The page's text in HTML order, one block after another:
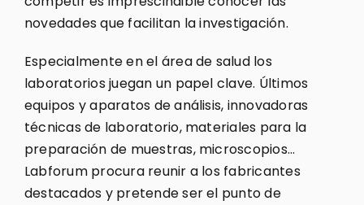
novedades que facilitan la investigación.
Especialmente en el área de salud los
laboratorios juegan un papel clave. Últimos
equipos y aparatos de análisis, innovadoras
técnicas de laboratorio, materiales para la
preparación de muestras, microscopios…
Labforum procura reunir a los fabricantes
destacados y pretende ser el punto de